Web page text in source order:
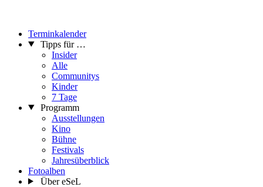
Terminkalender
Tipps für …
Insider
Alle
Communitys
Kinder
7 Tage
Programm
Ausstellungen
Kino
Bühne
Festivals
Jahresüberblick
Fotoalben
Über eSeL